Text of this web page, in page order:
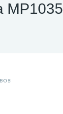
MP1035